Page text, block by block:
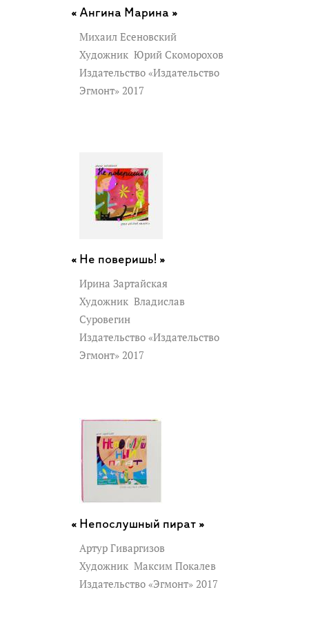
Ангина Марина »
Михаил Есеновский
Художник Юрий Скоморохов
Издательство «Издательство
Эгмонт» 2017
Не поверишь! »
Ирина Зартайская
Художник Владислав
Суровегин
Издательство «Издательство
Эгмонт» 2017
Непослушный пират »
Артур Гиваргизов
Художник Максим Покалев
Издательство «Эгмонт» 2017